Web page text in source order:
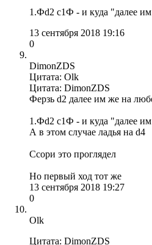
1.Фd2 c1Ф - и куда "далее
13 сентября 2018 19:16
0
DimonZDS
Цитата: Olk
Цитата: DimonZDS
Ферзь d2 далее им же на
1.Фd2 c1Ф - и куда "далее
А в этом случае ладья на d4
Ссори это проглядел
Но первый ход тот же
13 сентября 2018 19:27
0
Olk
Цитата: DimonZDS